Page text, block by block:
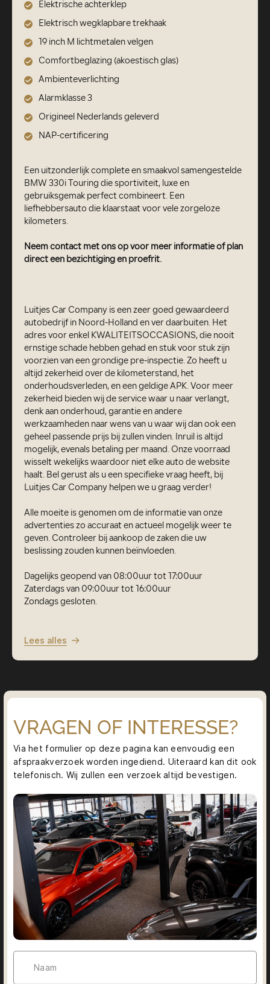
Elektrische achterklep
Elektrisch wegklapbare trekhaak
19 inch M lichtmetalen velgen
Comfortbeglazing (akoestisch glas)
Ambienteverlichting
Alarmklasse 3
Origineel Nederlands geleverd
NAP-certificering
Een uitzonderlijk complete en smaakvol samengestelde
BMW 330i Touring die sportiviteit, luxe en
gebruiksgemak perfect combineert. Een
liefhebbersauto die klaarstaat voor vele zorgeloze
kilometers.
Neem contact met ons op voor meer informatie of plan
direct een bezichtiging en proefrit.
Luitjes Car Company is een zeer goed gewaardeerd
autobedrijf in Noord-Holland en ver daarbuiten. Het
adres voor enkel KWALITEITSOCCASIONS, die nooit
ernstige schade hebben gehad en stuk voor stuk zijn
voorzien van een grondige pre-inspectie. Zo heeft u
altijd zekerheid over de kilometerstand, het
onderhoudsverleden, en een geldige APK. Voor meer
zekerheid bieden wij de service waar u naar verlangt,
denk aan onderhoud, garantie en andere
werkzaamheden naar wens van u waar wij dan ook een
geheel passende prijs bij zullen vinden. Inruil is altijd
mogelijk, evenals betaling per maand. Onze voorraad
wisselt wekelijks waardoor niet elke auto de website
haalt. Bel gerust als u een specifieke vraag heeft, bij
Luitjes Car Company helpen we u graag verder!
Alle moeite is genomen om de informatie van onze
advertenties zo accuraat en actueel mogelijk weer te
geven. Controleer bij aankoop de zaken die uw
beslissing zouden kunnen beïnvloeden.
Dagelijks geopend van 08:00uur tot 17:00uur
Zaterdags van 09:00uur tot 16:00uur
Zondags gesloten.
Lees alles
VRAGEN OF INTERESSE?
Via het formulier op deze pagina kan eenvoudig een
afspraakverzoek worden ingediend. Uiteraard kan dit ook
telefonisch. Wij zullen een verzoek altijd bevestigen.